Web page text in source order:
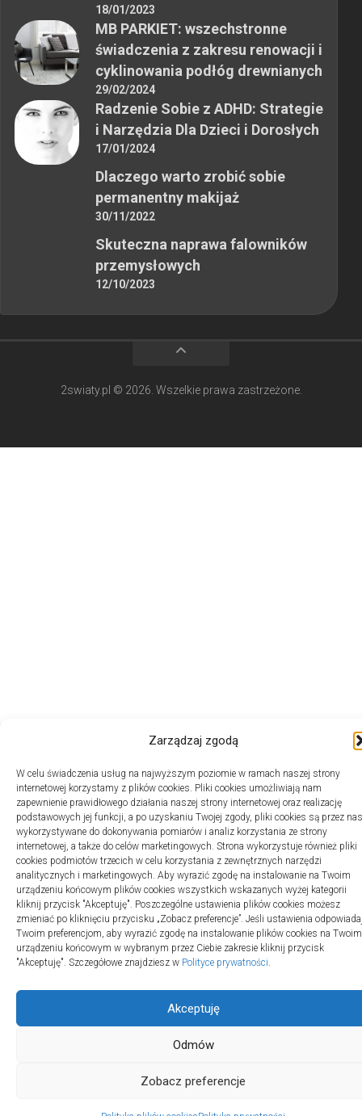
Zarządzaj zgodą
W celu świadczenia usług na najwyższym poziomie w ramach naszej strony
internetowej korzystamy z plików cookies. Pliki cookies umożliwiają nam
zapewnienie prawidłowego działania naszej strony internetowej oraz realizację
podstawowych jej funkcji, a po uzyskaniu Twojej zgody, pliki cookies są przez nas
wykorzystywane do dokonywania pomiarów i analiz korzystania ze strony
internetowej, a także do celów marketingowych. Strona wykorzystuje również pliki
cookies podmiotów trzecich w celu korzystania z zewnętrznych narzędzi
analitycznych i marketingowych. Aby wyrazić zgodę na instalowanie na Twoim
urządzeniu końcowym plików cookies wszystkich wskazanych wyżej kategorii
kliknij przycisk "Akceptuję". Poszczególne ustawienia plików cookies możesz
zmieniać po kliknięciu przycisku „Zobacz preferencje”. Jeśli ustawienia
Twoim preferencjom, aby wyrazić zgodę na instalowanie plików cookies na Twoim
urządzeniu końcowym w wybranym przez Ciebie zakresie kliknij przycisk
"Akceptuję". Szczegółowe znajdziesz w Polityce prywatności.
Akceptuję
Odmów
Zobacz preferencje
18/01/2023
MB PARKIET: wszechstronne
świadczenia z zakresu renowacji i
cyklinowania podłóg drewnianych
29/02/2024
Radzenie Sobie z ADHD: Strategie
i Narzędzia Dla Dzieci i Dorosłych
17/01/2024
Dlaczego warto zrobić sobie
permanentny makijaż
30/11/2022
Skuteczna naprawa falowników
przemysłowych
12/10/2023
2swiaty.pl © 2026. Wszelkie prawa zastrzeżone.